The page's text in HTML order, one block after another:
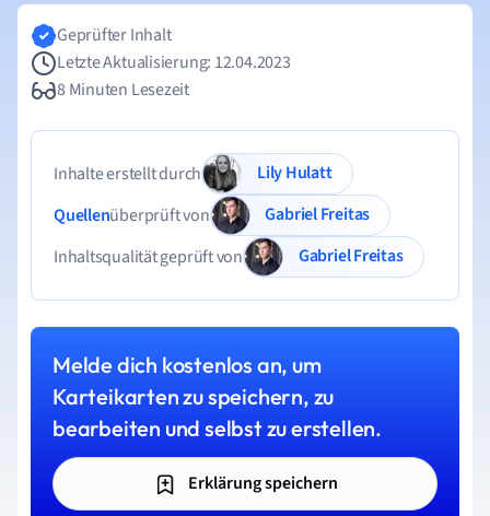
Geprüfter Inhalt
Letzte Aktualisierung: 12.04.2023
8 Minuten Lesezeit
Inhalte erstellt durch
Lily Hulatt
Quellenüberprüft von
Gabriel Freitas
Inhaltsqualität geprüft von
Gabriel Freitas
Melde dich kostenlos an, um
Karteikarten zu speichern, zu
bearbeiten und selbst zu erstellen.
Erklärung speichern